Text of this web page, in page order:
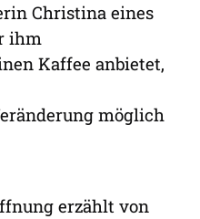
Christina eines
ihm
Kaffee anbietet,
möglich
erzählt von